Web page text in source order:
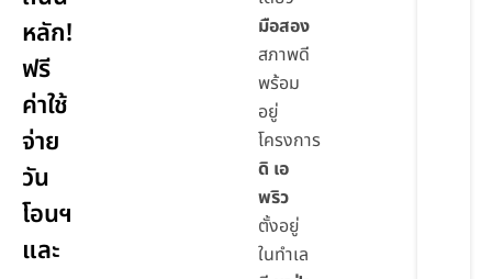
หลัก!
ฟรี
ค่าใช้
จ่าย
วัน
โอนฯ
และ
มือสอง
สภาพดี
พร้อม
อยู่
โครงการ
ดิ เอ
พริว
ตั้งอยู่
ในทำเล